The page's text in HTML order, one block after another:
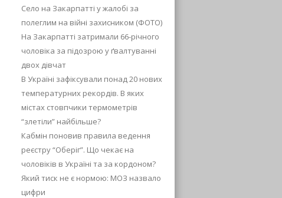
Село на Закарпатті у жалобі за
полеглим на війні захисником (ФОТО)
На Закарпатті затримали 66-річного
чоловіка за підозрою у ґвалтуванні
двох дівчат
В Україні зафіксували понад 20 нових
температурних рекордів. В яких
містах стовпчики термометрів
“злетіли” найбільше?
Кабмін поновив правила ведення
реєстру “Оберіг”. Що чекає на
чоловіків в Україні та за кордоном?
Який тиск не є нормою: МОЗ назвало
цифри